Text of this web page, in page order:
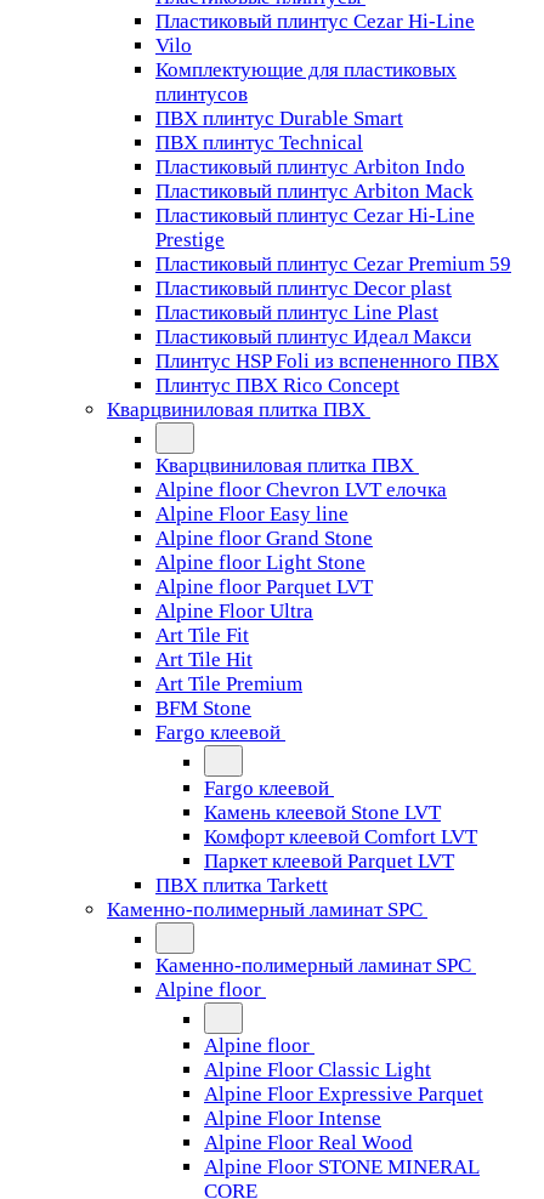
Пластиковый плинтус Cezar Hi-Line
Vilo
Комплектующие для пластиковых
плинтусов
ПВХ плинтус Durable Smart
ПВХ плинтус Technical
Пластиковый плинтус Arbiton Indo
Пластиковый плинтус Arbiton Mack
Пластиковый плинтус Cezar Hi-Line
Prestige
Пластиковый плинтус Cezar Premium 59
Пластиковый плинтус Decor plast
Пластиковый плинтус Line Plast
Пластиковый плинтус Идеал Макси
Плинтус HSP Foli из вспененного ПВХ
Плинтус ПВХ Rico Concept
Кварцвиниловая плитка ПВХ
Кварцвиниловая плитка ПВХ
Alpine floor Chevron LVT елочка
Alpine Floor Easy line
Alpine floor Grand Stone
Alpine floor Light Stone
Alpine floor Parquet LVT
Alpine Floor Ultra
Art Tile Fit
Art Tile Hit
Art Tile Premium
BFM Stone
Fargo клеевой
Fargo клеевой
Камень клеевой Stone LVT
Комфорт клеевой Comfort LVT
Паркет клеевой Parquet LVT
ПВХ плитка Tarkett
Каменно-полимерный ламинат SPC
Каменно-полимерный ламинат SPC
Alpine floor
Alpine floor
Alpine Floor Classic Light
Alpine Floor Expressive Parquet
Alpine Floor Intense
Alpine Floor Real Wood
Alpine Floor STONE MINERAL
CORE